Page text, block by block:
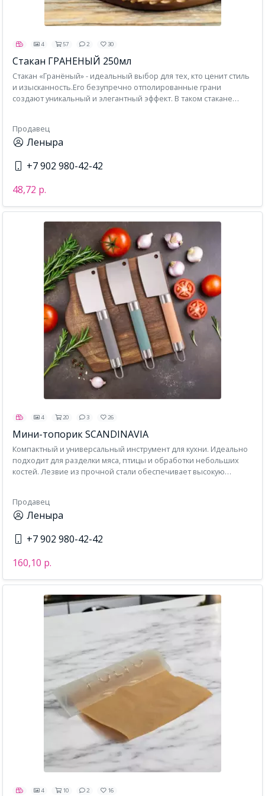
4 57 2 30
Стакан ГРАНЕНЫЙ 250мл
Стакан «Гранёный» - идеальный выбор для тех, кто ценит стиль
и изысканность.Его безупречно отполированные грани
создают уникальный и элегантный эффект. В таком стакане
коктейлей до соков и газировки. Выберите этот прекрасный
стакан и создайте очаровательную атмосферу, наполненную
посудомоечной машине.
Продавец
Леныра
+7 902 980-42-42
48,72 р.
4 20 3 26
Мини-топорик SCANDINAVIA
Компактный и универсальный инструмент для кухни. Идеально
подходит для разделки мяса, птицы и обработки небольших
костей. Лезвие из прочной стали обеспечивает высокую
при работе. Минималистичный дизайн в скандинавском стиле
делает его не только функциональным, но и эстетичным
Продавец
Леныра
+7 902 980-42-42
160,10 р.
4 10 2 16